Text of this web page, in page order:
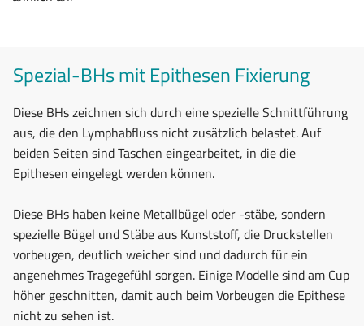
Spezial-BHs mit Epithesen Fixierung
Diese BHs zeichnen sich durch eine spezielle Schnittführung
aus, die den Lymphabfluss nicht zusätzlich belastet. Auf
beiden Seiten sind Taschen eingearbeitet, in die die
Epithesen eingelegt werden können.
Diese BHs haben keine Metallbügel oder -stäbe, sondern
spezielle Bügel und Stäbe aus Kunststoff, die Druckstellen
vorbeugen, deutlich weicher sind und dadurch für ein
angenehmes Tragegefühl sorgen. Einige Modelle sind am Cup
höher geschnitten, damit auch beim Vorbeugen die Epithese
nicht zu sehen ist.